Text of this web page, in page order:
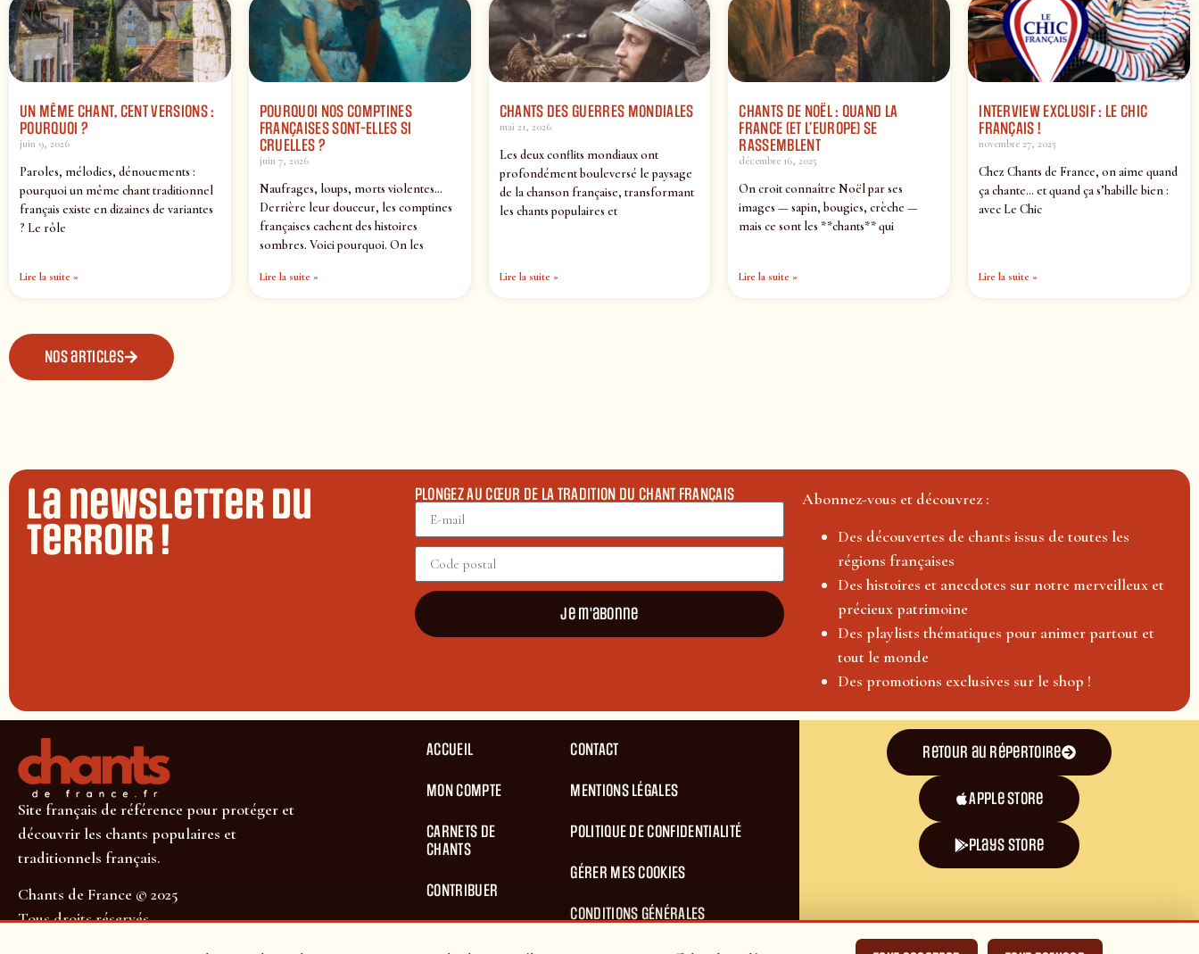
UN MÊME CHANT, CENT VERSIONS :
POURQUOI ?
juin 9, 2026
Paroles, mélodies, dénouements :
pourquoi un même chant traditionnel
français existe en dizaines de variantes
? Le rôle
Lire la suite »
POURQUOI NOS COMPTINES
FRANÇAISES SONT-ELLES SI
CRUELLES ?
juin 7, 2026
Naufrages, loups, morts violentes…
Derrière leur douceur, les comptines
françaises cachent des histoires
sombres. Voici pourquoi. On les
Lire la suite »
CHANTS DES GUERRES MONDIALES
mai 21, 2026
Les deux conflits mondiaux ont
profondément bouleversé le paysage
de la chanson française, transformant
les chants populaires et
Lire la suite »
CHANTS DE NOËL : QUAND LA
FRANCE (ET L’EUROPE) SE
RASSEMBLENT
décembre 16, 2025
On croit connaître Noël par ses
images — sapin, bougies, crèche —
mais ce sont les **chants** qui
Lire la suite »
INTERVIEW EXCLUSIF : LE CHIC
FRANÇAIS !
novembre 27, 2025
Chez Chants de France, on aime quand
ça chante… et quand ça s’habille bien :
avec Le Chic
Lire la suite »
Nos articles
La newsletter du
terroir !
PLONGEZ AU CŒUR DE LA TRADITION DU CHANT FRANÇAIS
Je m'abonne
Abonnez-vous et découvrez :
Des découvertes de chants issus de toutes les
régions françaises
Des histoires et anecdotes sur notre merveilleux et
précieux patrimoine
Des playlists thématiques pour animer partout et
tout le monde
Des promotions exclusives sur le shop !
Site français de référence pour protéger et
découvrir les chants populaires et
traditionnels français.
Chants de France © 2025
Tous droits réservés
ACCUEIL
MON COMPTE
CARNETS DE
CHANTS
CONTRIBUER
CONTACT
MENTIONS LÉGALES
POLITIQUE DE CONFIDENTIALITÉ
GÉRER MES COOKIES
CONDITIONS GÉNÉRALES
Retour au répertoire
Apple Store
plays store